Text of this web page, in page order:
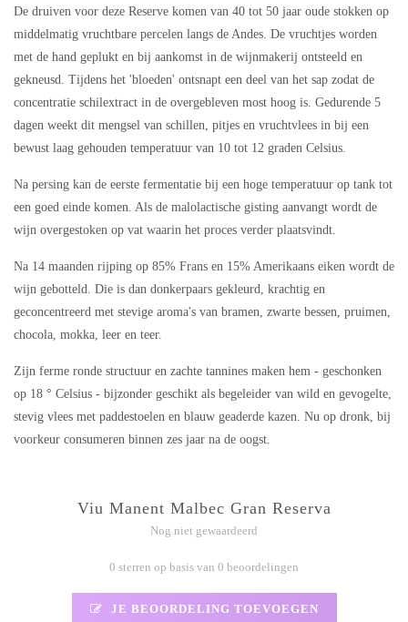
De druiven voor deze Reserve komen van 40 tot 50 jaar oude stokken op
middelmatig vruchtbare percelen langs de Andes. De vruchtjes worden
met de hand geplukt en bij aankomst in de wijnmakerij ontsteeld en
gekneusd. Tijdens het 'bloeden' ontsnapt een deel van het sap zodat de
concentratie schilextract in de overgebleven most hoog is. Gedurende 5
dagen weekt dit mengsel van schillen, pitjes en vruchtvlees in bij een
bewust laag gehouden temperatuur van 10 tot 12 graden Celsius.
Na persing kan de eerste fermentatie bij een hoge temperatuur op tank tot
een goed einde komen. Als de malolactische gisting aanvangt wordt de
wijn overgestoken op vat waarin het proces verder plaatsvindt.
Na 14 maanden rijping op 85% Frans en 15% Amerikaans eiken wordt de
wijn gebotteld. Die is dan donkerpaars gekleurd, krachtig en
geconcentreerd met stevige aroma's van bramen, zwarte bessen, pruimen,
chocola, mokka, leer en teer.
Zijn ferme ronde structuur en zachte tannines maken hem - geschonken
op 18 ° Celsius - bijzonder geschikt als begeleider van wild en gevogelte,
stevig vlees met paddestoelen en blauw geaderde kazen. Nu op dronk, bij
voorkeur consumeren binnen zes jaar na de oogst.
Viu Manent Malbec Gran Reserva
Nog niet gewaardeerd
0 sterren op basis van 0 beoordelingen
JE BEOORDELING TOEVOEGEN